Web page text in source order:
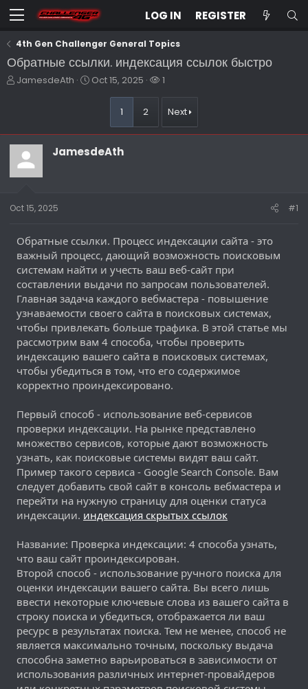
LOG IN REGISTER
4th Gen Challenger General Topics
Обратные ссылки. индексация ссылок быстро
T
d
t
a
t
e
JamesdeAth
S
a
Oct 15, 2025
W
h
1
1 2 Next
JamesdeAth
Oct 15, 2025 #1
Обратные ссылки. Процесс индексации сайта - это
важный процесс, дающий возможность поисковым
системам найти и учесть ваш веб-сайт при
составлении выдачи по запросам пользователей.
Главная задача каждого вебмастера - повышение
узнаваемости своего сайта в поисковых системах,
чтобы привлекать больше трафика. В этой статье мы
рассмотрим вам 4 способа, чтобы проверить
индексацию вашего сайта в поисковых системах,
чтобы убедиться в том, что его содержимое
корректно проиндексировано.
Первый способ - использование веб-сервисов
проверки индексации. На рынке представлено
множество сервисов, которые дают возможность
узнать, как поисковые системы видят ваш сайт.
Пример такого сервиса - Google Search Console. Вам
следует добавить свой сайт в консоль вебмастера и
перейти на нужную страницу для оценки статуса
индексации. индексация скрытых ссылок
Название: Проверка индексации: 4 способа узнать,
что ваш сайт проиндексирован.
Второй способ - использование ручного поиска для
оценки индексации вашего сайта. Вы всего лишь
ввести некоторые ключевые слова из вашего сайта в
строку поиска и убедиться, отображается ли ваш
ресурс в результатах поиска. Тем не менее, способ не
является максимально точным, поскольку выдача
способна заметно варьироваться в зависимости от
использования различных интернет-провайдеров